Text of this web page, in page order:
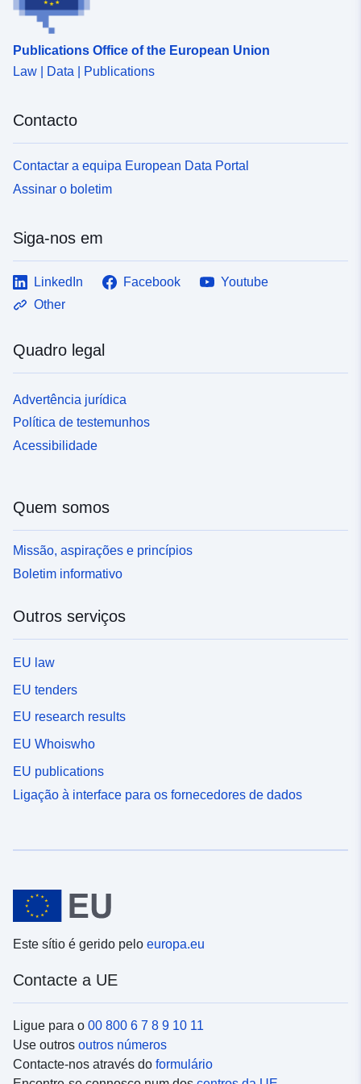
Publications Office of the European Union
Law | Data | Publications
Contacto
Contactar a equipa European Data Portal
Assinar o boletim
Siga-nos em
LinkedIn Facebook
Youtube
Other
Quadro legal
Advertência jurídica
Política de testemunhos
Acessibilidade
Quem somos
Missão, aspirações e princípios
Boletim informativo
Outros serviços
EU law
EU tenders
EU research results
EU Whoiswho
EU publications
Ligação à interface para os fornecedores de dados
Este sítio é gerido pelo europa.eu
Contacte a UE
Ligue para o 00 800 6 7 8 9 10 11
Use outros outros números
Contacte-nos através do formulário